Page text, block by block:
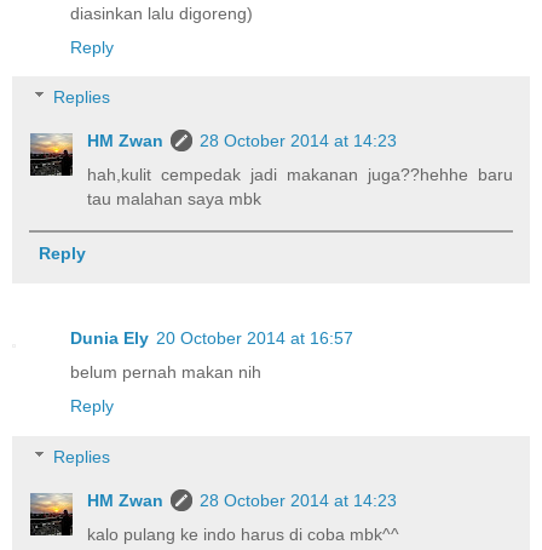
diasinkan lalu digoreng)
Reply
Replies
HM Zwan
28 October 2014 at 14:23
hah,kulit cempedak jadi makanan juga??hehhe baru
tau malahan saya mbk
Reply
Dunia Ely 20 October 2014 at 16:57
belum pernah makan nih
Reply
Replies
HM Zwan
28 October 2014 at 14:23
kalo pulang ke indo harus di coba mbk^^